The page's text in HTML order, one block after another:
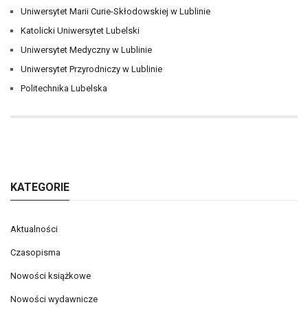
Uniwersytet Marii Curie-Skłodowskiej w Lublinie
Katolicki Uniwersytet Lubelski
Uniwersytet Medyczny w Lublinie
Uniwersytet Przyrodniczy w Lublinie
Politechnika Lubelska
KATEGORIE
Aktualności
Czasopisma
Nowości książkowe
Nowości wydawnicze